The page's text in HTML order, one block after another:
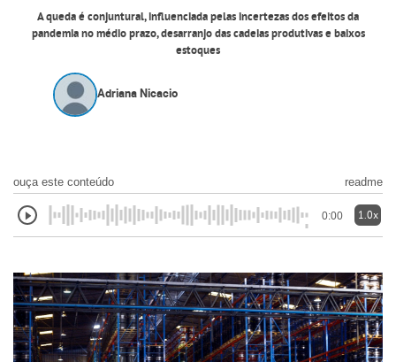
A queda é conjuntural, influenciada pelas incertezas dos efeitos da
pandemia no médio prazo, desarranjo das cadeias produtivas e baixos
estoques
Adriana Nicacio
ouça este conteúdo readme
0:00 1.0x